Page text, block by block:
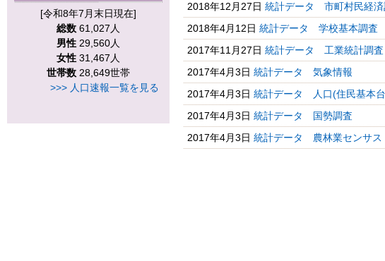
[令和8年7月末日現在]
総数 61,027人
男性 29,560人
女性 31,467人
世帯数 28,649世帯
>>> 人口速報一覧を見る
2018年12月27日 統計データ 市町村民経済
2018年4月12日 統計データ 学校基本調査
2017年11月27日 統計データ 工業統計調査
2017年4月3日 統計データ 気象情報
2017年4月3日 統計データ 人口(住民基本
2017年4月3日 統計データ 国勢調査
2017年4月3日 統計データ 農林業センサス